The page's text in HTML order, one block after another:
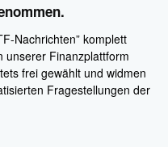
Nachrichten” komplett
unserer Finanzplattform
frei gewählt und widmen
Fragestellungen der